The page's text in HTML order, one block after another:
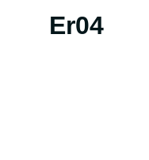
Er04